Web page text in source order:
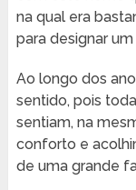
na qual era
para designar
Ao longo dos
sentido, pois
sentiam, na
conforto e
de uma grande